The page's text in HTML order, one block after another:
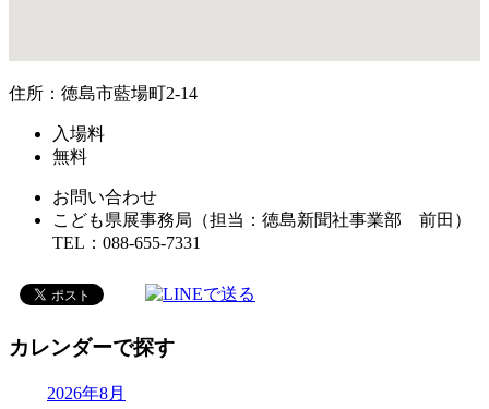
住所：徳島市藍場町2-14
入場料
無料
お問い合わせ
こども県展事務局（担当：徳島新聞社事業部 前田）
TEL：088-655-7331
カレンダーで探す
2026年8月